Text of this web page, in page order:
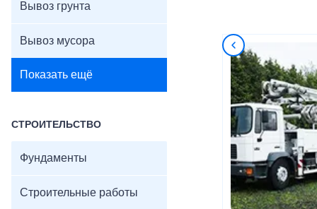
Вывоз грунта
Вывоз мусора
Показать ещё
СТРОИТЕЛЬСТВО
Фундаменты
Строительные работы